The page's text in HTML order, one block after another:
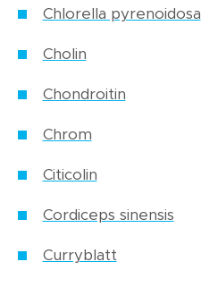
Chlorella pyrenoidosa
Cholin
Chondroitin
Chrom
Citicolin
Cordiceps sinensis
Curryblatt